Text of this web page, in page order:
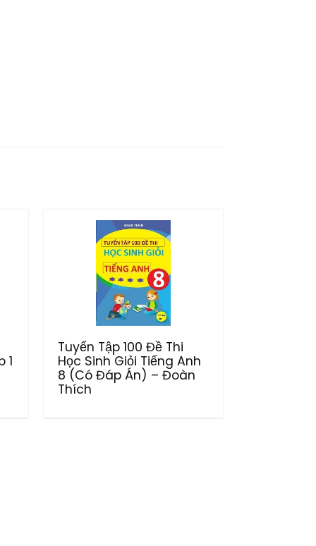
1
Tuyển Tập 100 Đề Thi
Học Sinh Giỏi Tiếng Anh
8 (Có Đáp Án) – Đoàn
Thích